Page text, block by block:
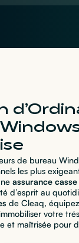
de bureau
les plus
assurance
d’esprit au
de Cleaq,
votre
et maîtrisée pour